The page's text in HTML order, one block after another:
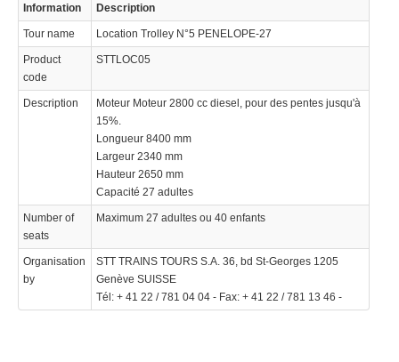
Information Description
Tour name Location Trolley N°5 PENELOPE-27
Product
code
STTLOC05
Description
Moteur Moteur 2800 cc diesel, pour des pentes jusqu'à
15%.
Longueur 8400 mm
Largeur 2340 mm
Hauteur 2650 mm
Capacité 27 adultes
Number of
seats
Maximum 27 adultes ou 40 enfants
Organisation
by
STT TRAINS TOURS S.A. 36, bd St-Georges 1205
Genève SUISSE
Tél: + 41 22 / 781 04 04 - Fax: + 41 22 / 781 13 46 -